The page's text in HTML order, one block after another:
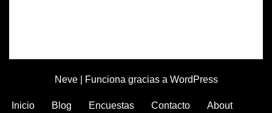
Neve| Funciona gracias a WordPress
Inicio Blog Encuestas Contacto About